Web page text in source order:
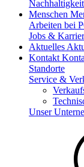
Menschen
Arbeiten bei
Jobs &
Aktuelles
Kontakt
Standorte
Service &
Unser